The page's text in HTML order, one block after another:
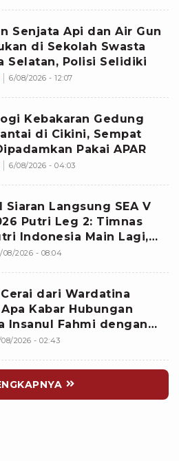
Senjata Api dan Air Gun
di Sekolah Swasta
Selatan, Polisi Selidiki
6/08/2026 - 12:07
Kebakaran Gedung
di Cikini, Sempat
Pakai APAR
6/08/2026 - 04:03
Siaran Langsung SEA V
Putri Leg 2: Timnas
Indonesia Main Lagi,
Hadapi Vietnam
08/2026 - 08:04
dari Wardatina
Kabar Hubungan
Insanul Fahmi dengan
2026 - 02:43